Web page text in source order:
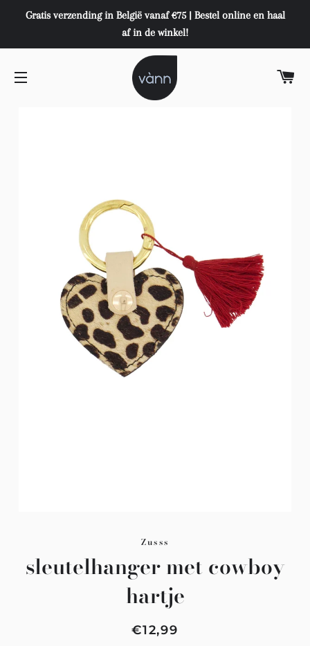
Gratis verzending in België vanaf €75 | Bestel online en haal
af in de winkel!
Zusss
sleutelhanger met cowboy
hartje
Normale
Aanbiedingsprijs
€12,99